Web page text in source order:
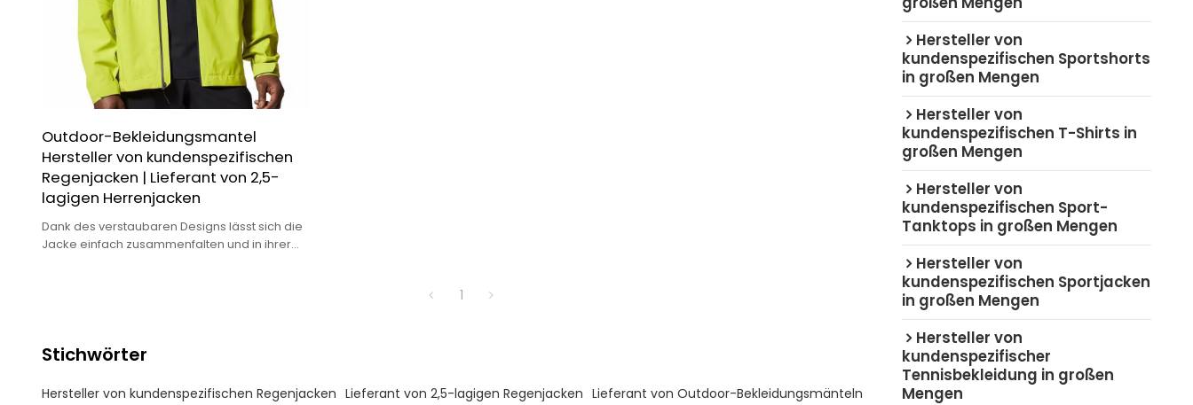
Outdoor-Bekleidungsmantel
Hersteller von kundenspezifischen
Regenjacken | Lieferant von 2,5-
lagigen Herrenjacken
Dank des verstaubaren Designs lässt sich die
Jacke einfach zusammenfalten und in ihrer
1
Stichwörter
Hersteller von kundenspezifischen Regenjacken Lieferant von 2,5-lagigen Regenjacken Lieferant von Outdoor-Bekleidungsmänteln
Hersteller von
kundenspezifischen Sportshorts
in großen Mengen
Hersteller von
kundenspezifischen T-Shirts in
großen Mengen
Hersteller von
kundenspezifischen Sport-
Tanktops in großen Mengen
Hersteller von
kundenspezifischen Sportjacken
in großen Mengen
Hersteller von
kundenspezifischer
Tennisbekleidung in großen
Mengen